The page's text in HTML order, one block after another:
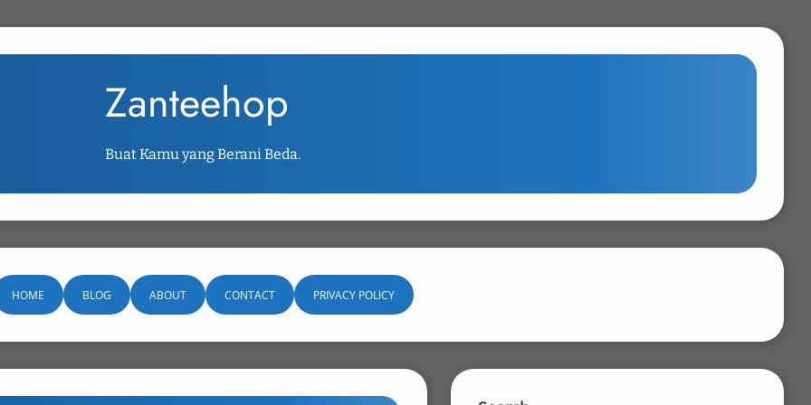
Zanteehop
Buat Kamu yang Berani Beda.
HOME BLOG ABOUT CONTACT PRIVACY POLICY